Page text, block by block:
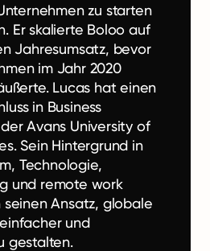
zu starten
Er skalierte Boloo auf
Jahresumsatz, bevor
im Jahr 2020
Lucas hat einen
in Business
Avans University of
Sein Hintergrund in
Technologie,
und remote work
Ansatz, globale
und
gestalten.